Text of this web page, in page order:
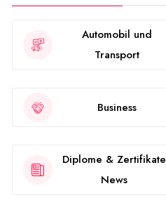
Automobil und
Transport
Business
Diplome & Zertifikate
News